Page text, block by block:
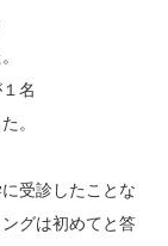
名
。
受診したことな
グは初めてと答